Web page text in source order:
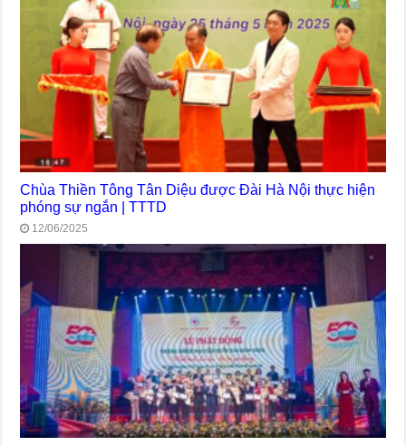
Chùa Thiền Tông Tân Diệu được Đài Hà Nội thực hiện
phóng sự ngắn | TTTD
12/06/2025